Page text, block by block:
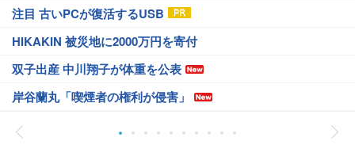
注目 古いPCが復活するUSB
HIKAKIN 被災地に2000万円を寄付
双子出産 中川翔子が体重を公表
岸谷蘭丸「喫煙者の権利が侵害」